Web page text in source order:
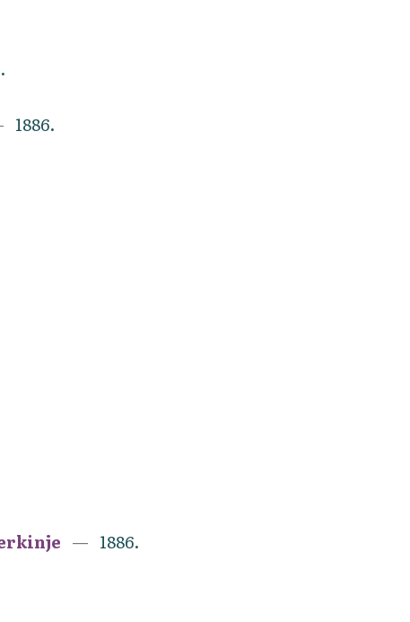
1886.
1886.